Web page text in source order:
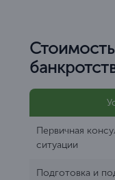
Первичная
ситуации
Подготовка и